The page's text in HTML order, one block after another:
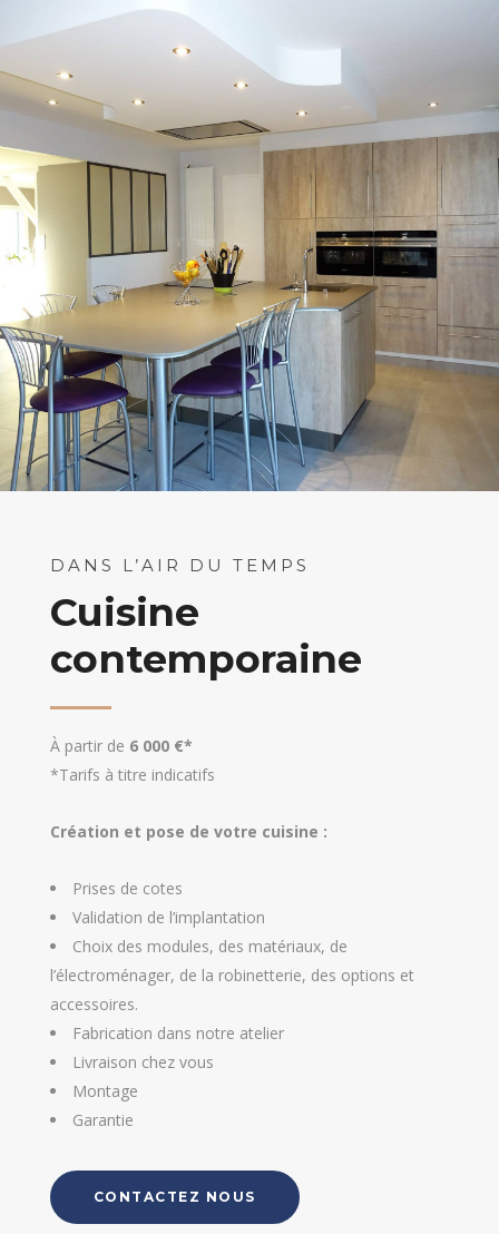
DANS L’AIR DU TEMPS
Cuisine
contemporaine
À partir de 6 000 €*
*Tarifs à titre indicatifs
Création et pose de votre cuisine :
Prises de cotes
Validation de l’implantation
Choix des modules, des matériaux, de
l’électroménager, de la robinetterie, des options et
accessoires.
Fabrication dans notre atelier
Livraison chez vous
Montage
Garantie
CONTACTEZ NOUS